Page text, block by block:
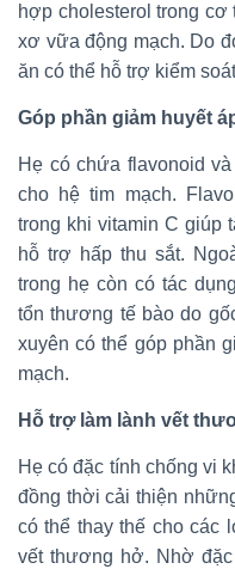
hợp cholesterol trong cơ
xơ vữa động mạch. Do
ăn có thể hỗ trợ kiểm
Góp phần giảm huyết
Hẹ có chứa flavonoid
cho hệ tim mạch.
trong khi vitamin C giúp
hỗ trợ hấp thu sắt.
trong hẹ còn có tác
tổn thương tế bào do
xuyên có thể góp phần
mạch.
Hỗ trợ làm lành vết
Hẹ có đặc tính chống vi
đồng thời cải thiện
có thể thay thế cho các
vết thương hở. Nhờ